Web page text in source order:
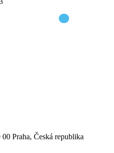
Praha, Česká republika